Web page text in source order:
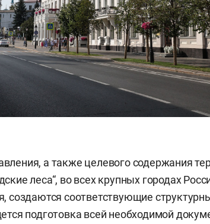
а также целевого содержания
леса“, во всех крупных городах
создаются соответствующие
подготовка всей необходимой